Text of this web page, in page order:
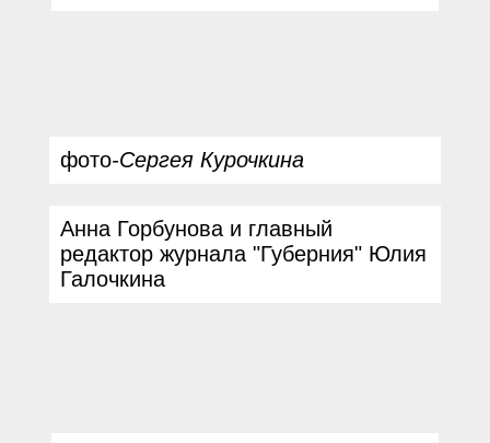
фото-Сергея Курочкина
Анна Горбунова и главный
редактор журнала "Губерния" Юлия
Галочкина